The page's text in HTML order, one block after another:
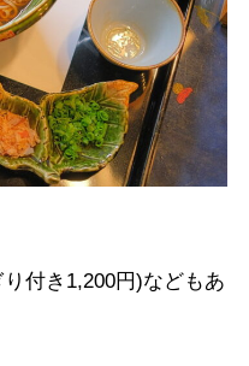
付き1,200円)などもあ